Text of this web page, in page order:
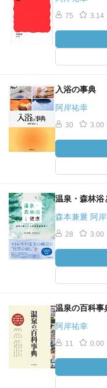
75 3.14
入浴の事典
阿岸祐幸
30 3.00
温泉・森林浴
森本兼曩 阿
28 3.00
温泉の百科事
阿岸祐幸
11 0.00